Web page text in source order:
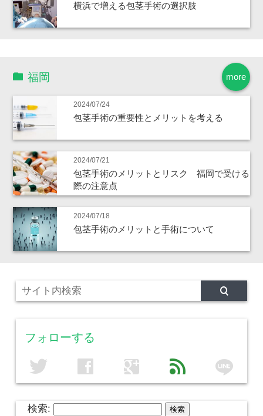
横浜で増える包茎手術の選択肢
more
福岡
2024/07/24
包茎手術の重要性とメリットを考える
2024/07/21
包茎手術のメリットとリスク 福岡で受ける
際の注意点
2024/07/18
包茎手術のメリットと手術について
フォローする
twitter facebook google feed line
検索: